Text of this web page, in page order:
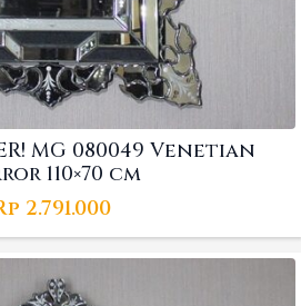
MG 080049 Venetian
110×70 cm
2.791.000